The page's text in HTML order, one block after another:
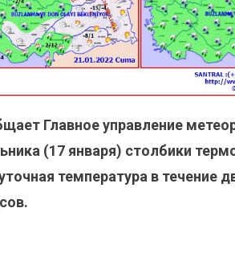
Главное управление
(17 января) столбики
температура в течение